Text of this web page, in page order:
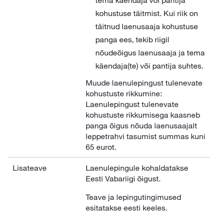
kohustuse täitmist. Kui riik on
täitnud laenusaaja kohustuse
panga ees, tekib riigil
nõudeõigus laenusaaja ja tema
käendaja(te) või pantija suhtes.
Muude laenulepingust tulenevate
kohustuste rikkumine:
Laenulepingust tulenevate
kohustuste rikkumisega kaasneb
panga õigus nõuda laenusaajalt
leppetrahvi tasumist summas kuni
65 eurot.
Lisateave
Laenulepingule kohaldatakse
Eesti Vabariigi õigust.
Teave ja lepingutingimused
esitatakse eesti keeles.